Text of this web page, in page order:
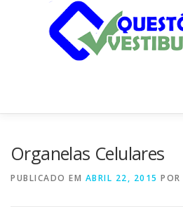
Organelas Celulares
PUBLICADO EM ABRIL 22, 2015 POR